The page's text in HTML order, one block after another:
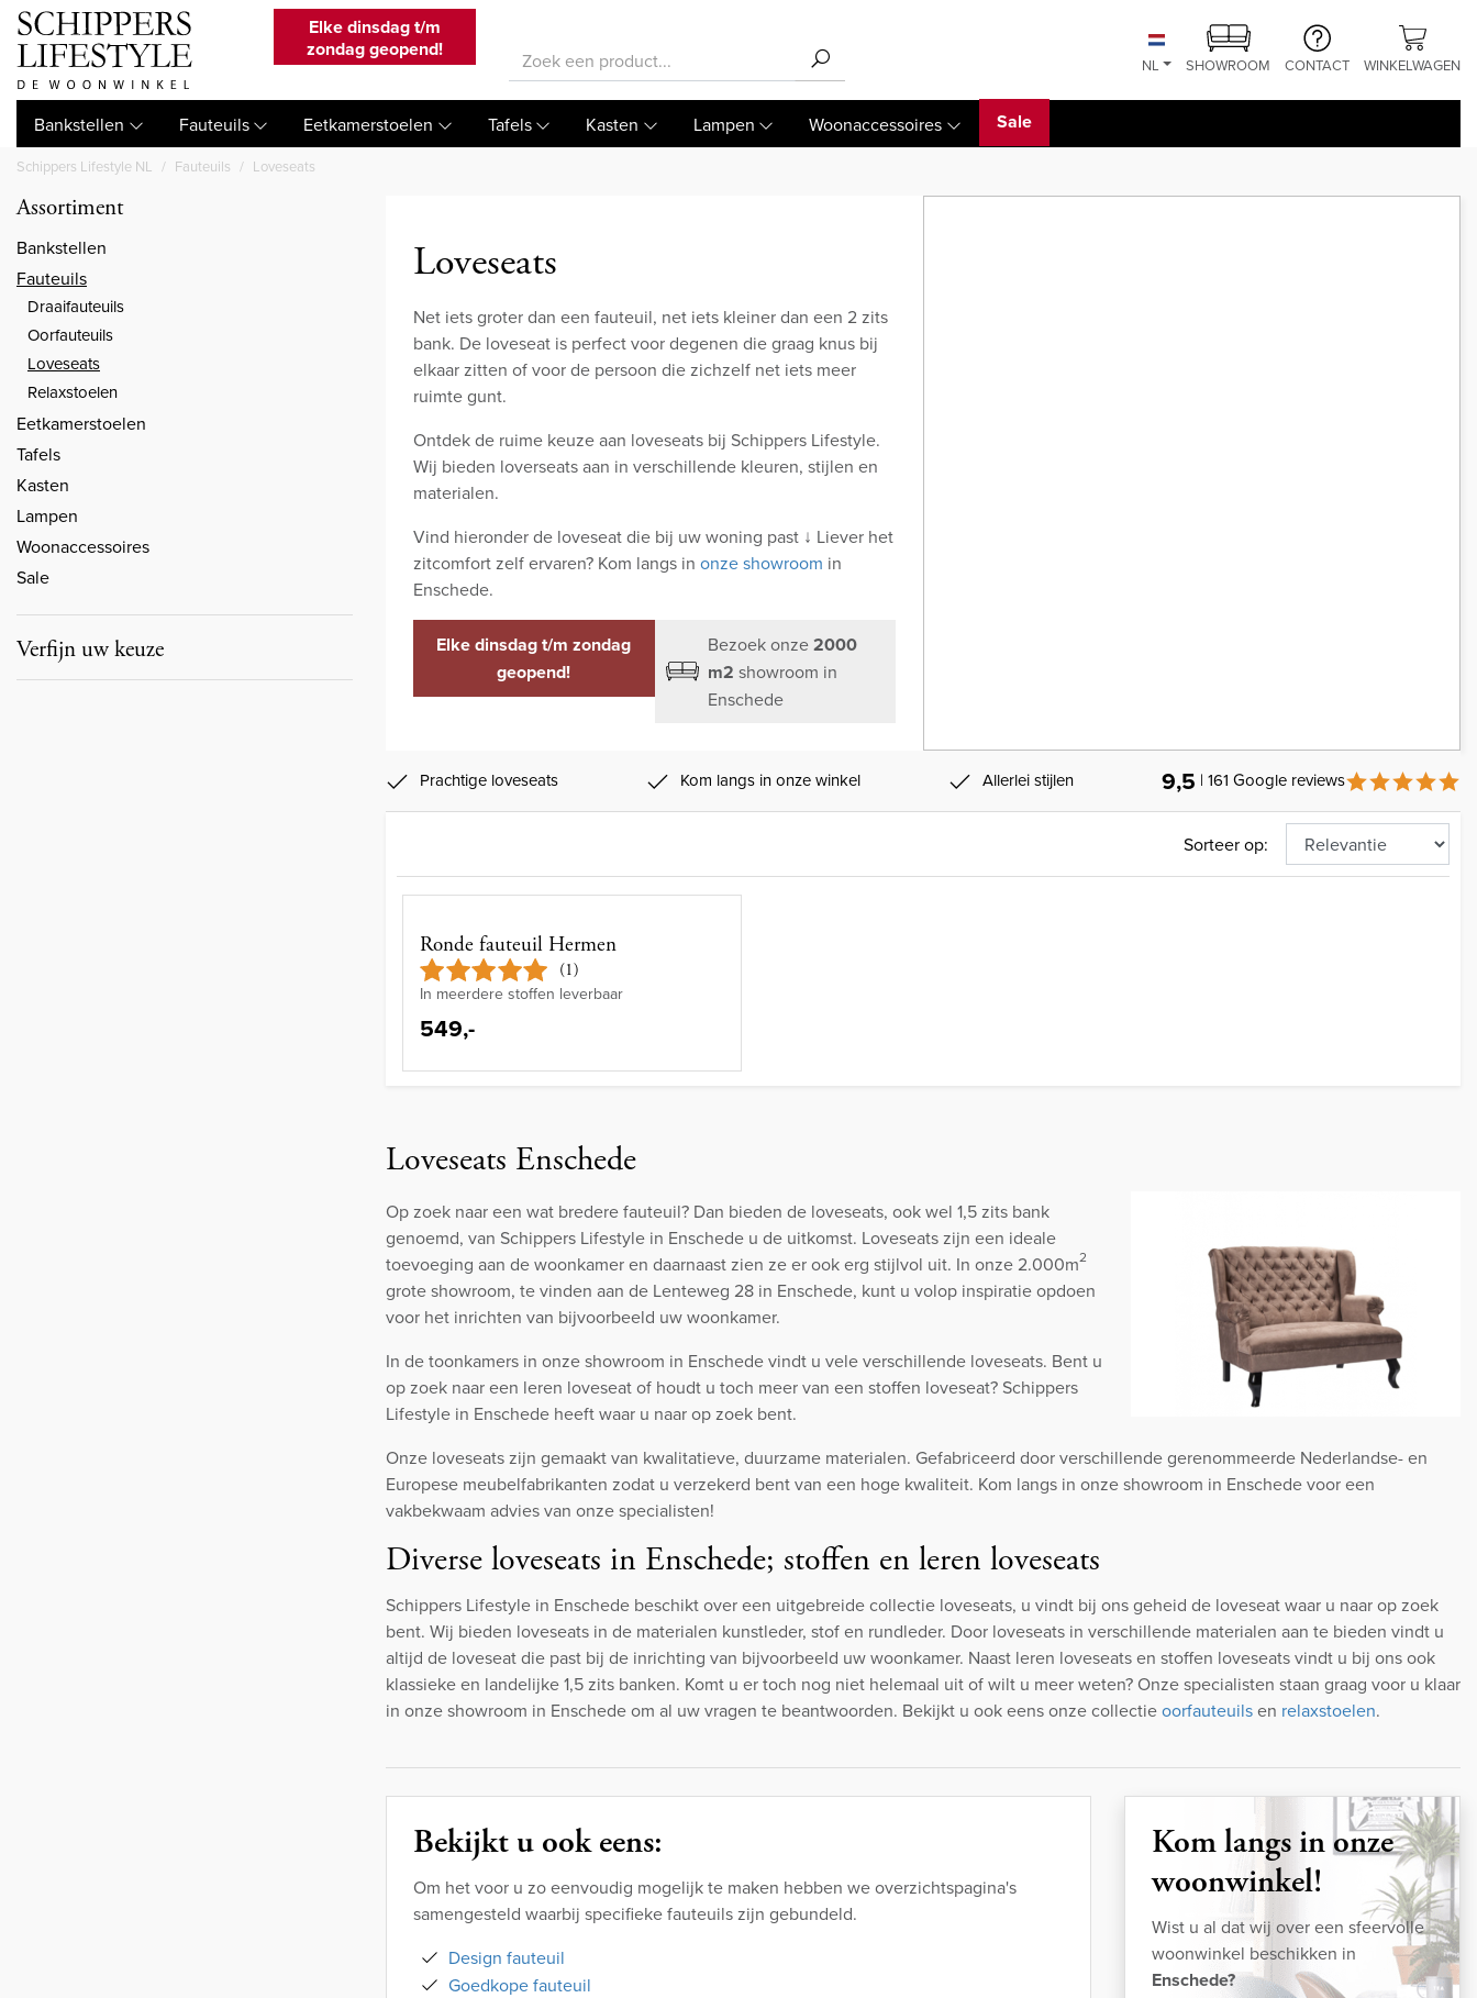
Elke dinsdag t/m
zondag geopend!
NL SHOWROOM CONTACT WINKELWAGEN
Bankstellen Fauteuils Eetkamerstoelen Tafels Kasten Lampen Woonaccessoires Sale
Schippers Lifestyle NL Fauteuils Loveseats
Assortiment
Bankstellen
Fauteuils
Draaifauteuils
Oorfauteuils
Loveseats
Relaxstoelen
Eetkamerstoelen
Tafels
Kasten
Lampen
Woonaccessoires
Sale
Verfijn uw keuze
Loveseats
Net iets groter dan een fauteuil, net iets kleiner dan een 2 zits
bank. De loveseat is perfect voor degenen die graag knus bij
elkaar zitten of voor de persoon die zichzelf net iets meer
ruimte gunt.
Ontdek de ruime keuze aan loveseats bij Schippers Lifestyle.
Wij bieden loverseats aan in verschillende kleuren, stijlen en
materialen.
Vind hieronder de loveseat die bij uw woning past ↓ Liever het
zitcomfort zelf ervaren? Kom langs in onze showroom in
Enschede.
Elke dinsdag t/m zondag
geopend!
Bezoek onze2000
m2 showroom in
Enschede
Prachtige loveseats Kom langs in onze winkel Allerlei stijlen 9,5 | 161 Google reviews
Sorteer op:
Ronde fauteuil Hermen
(1)
In meerdere stoffen leverbaar
549,-
Loveseats Enschede
Op zoek naar een wat bredere fauteuil? Dan bieden de loveseats, ook wel 1,5 zits bank
genoemd, van Schippers Lifestyle in Enschede u de uitkomst. Loveseats zijn een ideale
toevoeging aan de woonkamer en daarnaast zien ze er ook erg stijlvol uit. In onze 2.000m2
grote showroom, te vinden aan de Lenteweg 28 in Enschede, kunt u volop inspiratie opdoen
voor het inrichten van bijvoorbeeld uw woonkamer.
In de toonkamers in onze showroom in Enschede vindt u vele verschillende loveseats. Bent u
op zoek naar een leren loveseat of houdt u toch meer van een stoffen loveseat? Schippers
Lifestyle in Enschede heeft waar u naar op zoek bent.
Onze loveseats zijn gemaakt van kwalitatieve, duurzame materialen. Gefabriceerd door verschillende gerenommeerde Nederlandse- en
Europese meubelfabrikanten zodat u verzekerd bent van een hoge kwaliteit. Kom langs in onze showroom in Enschede voor een
vakbekwaam advies van onze specialisten!
Diverse loveseats in Enschede; stoffen en leren loveseats
Schippers Lifestyle in Enschede beschikt over een uitgebreide collectie loveseats, u vindt bij ons geheid de loveseat waar u naar op zoek
bent. Wij bieden loveseats in de materialen kunstleder, stof en rundleder. Door loveseats in verschillende materialen aan te bieden vindt u
altijd de loveseat die past bij de inrichting van bijvoorbeeld uw woonkamer. Naast leren loveseats en stoffen loveseats vindt u bij ons ook
klassieke en landelijke 1,5 zits banken. Komt u er toch nog niet helemaal uit of wilt u meer weten? Onze specialisten staan graag voor u klaar
in onze showroom in Enschede om al uw vragen te beantwoorden. Bekijkt u ook eens onze collectieoorfauteuilsen relaxstoelen.
Bekijkt u ook eens:
Om het voor u zo eenvoudig mogelijk te maken hebben we overzichtspagina's
samengesteld waarbij specifieke fauteuils zijn gebundeld.
Design fauteuil
Goedkope fauteuil
Kom langs in onze
woonwinkel!
Wist u al dat wij over een sfeervolle
woonwinkel beschikken in
Enschede?